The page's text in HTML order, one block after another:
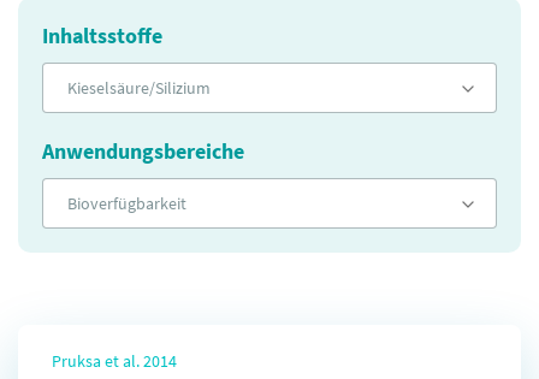
Inhaltsstoffe
Kieselsäure/Silizium
Anwendungsbereiche
Bioverfügbarkeit
Pruksa et al. 2014